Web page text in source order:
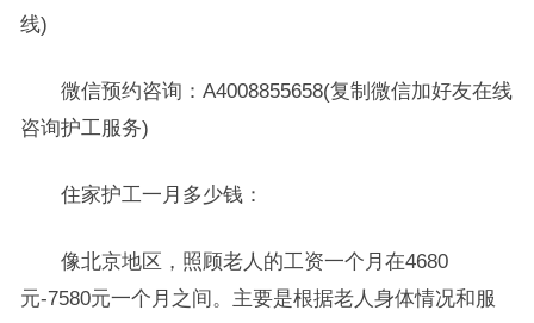
线)
微信预约咨询：A4008855658(复制微信加好友在线
咨询护工服务)
住家护工一月多少钱：
像北京地区，照顾老人的工资一个月在4680
元-7580元一个月之间。主要是根据老人身体情况和服